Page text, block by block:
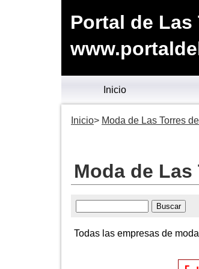
Portal de
Inicio
Inicio Moda de Las Torres
Moda de
Todas las empresas de